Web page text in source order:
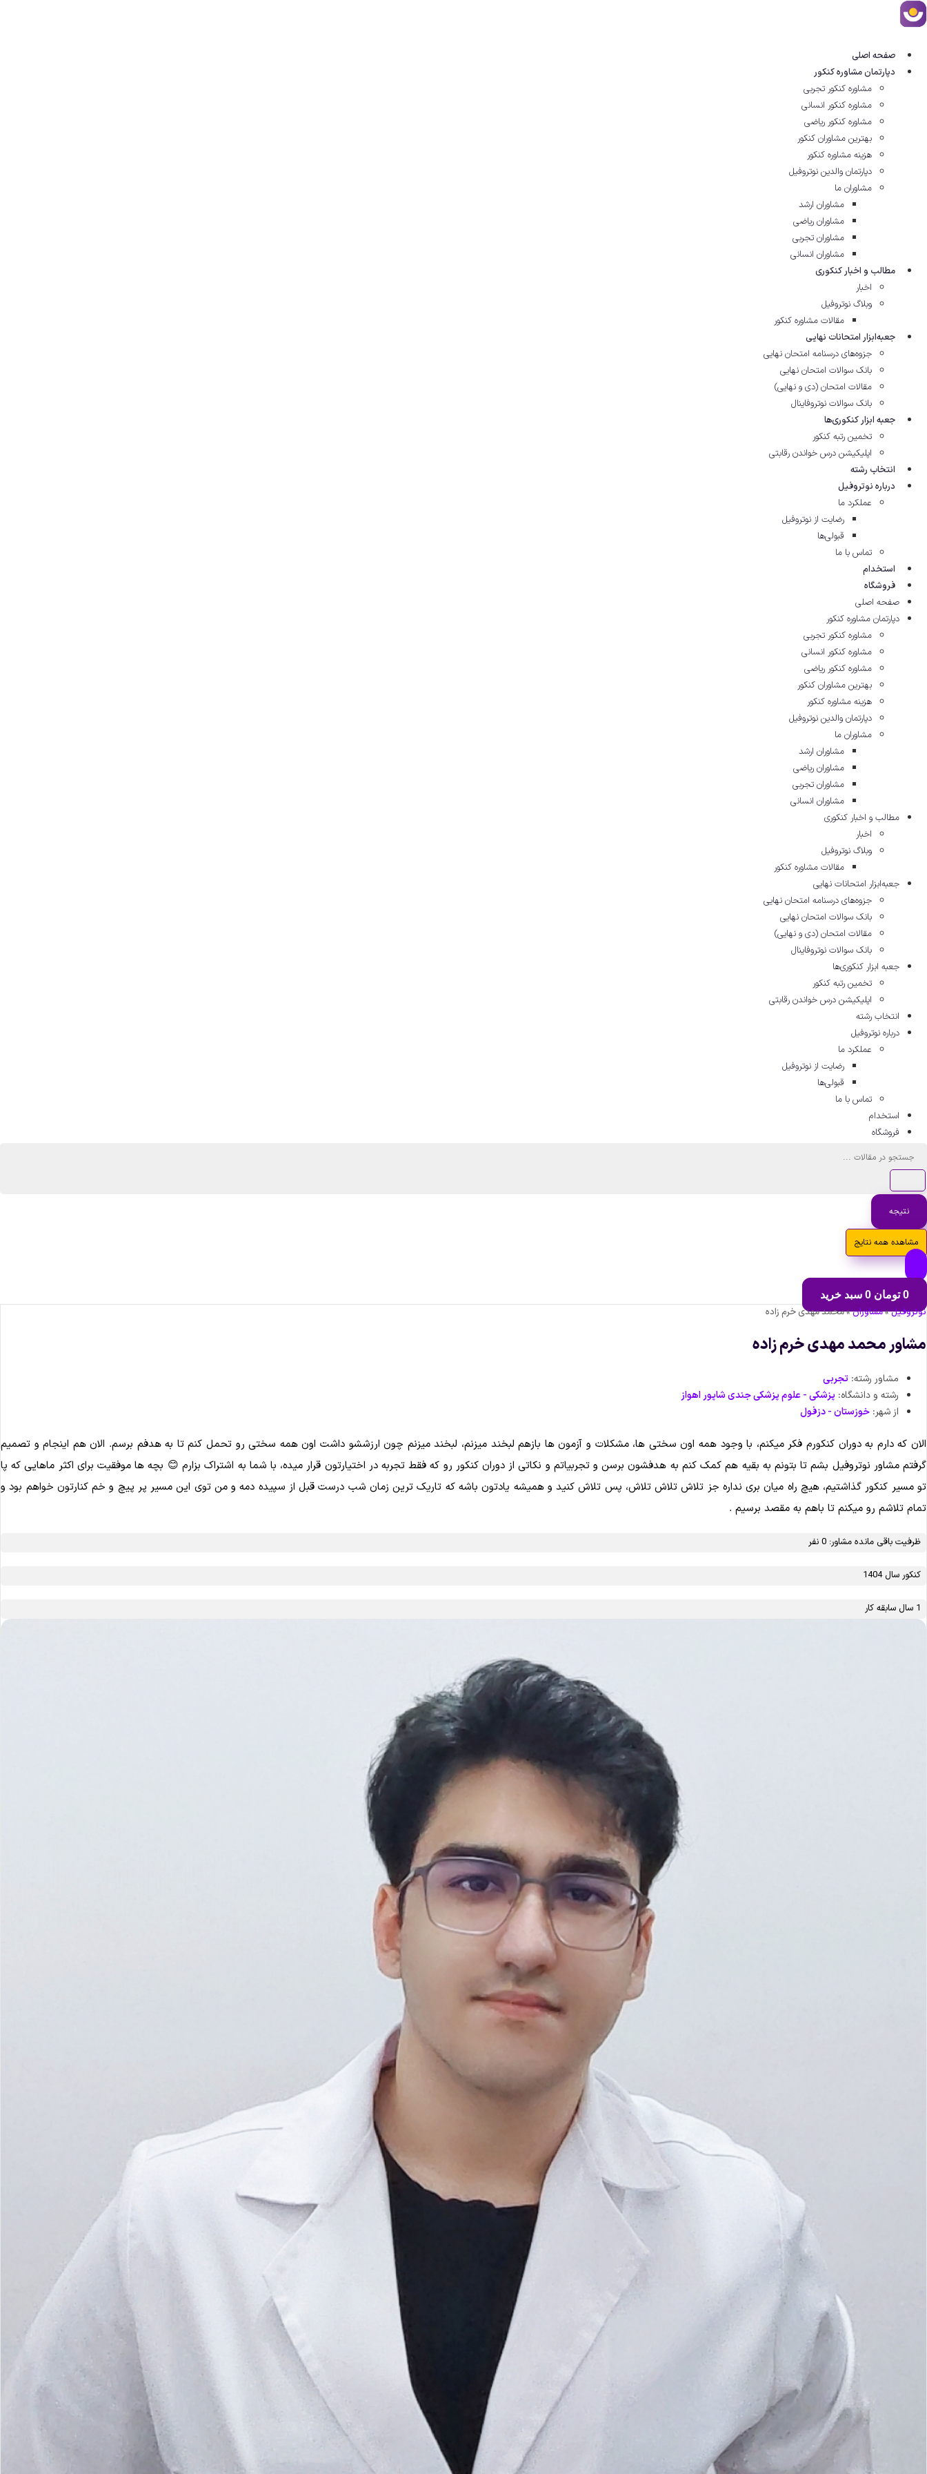
پرش
به
صفحه اصلی
دپارتمان مشاوره کنکور
مشاوره کنکور تجربی
مشاوره کنکور انسانی
مشاوره کنکور ریاضی
بهترین مشاوران کنکور
هزینه مشاوره کنکور
دپارتمان والدین نوتروفیل
مشاوران ما
مشاوران ارشد
مشاوران ریاضی
مشاوران تجربی
مشاوران انسانی
مطالب و اخبار کنکوری
اخبار
وبلاگ نوتروفیل
مقالات مشاوره‌ کنکور
جعبه‌ابزار امتحانات نهایی
جزوه‌های درسنامه امتحان نهایی
بانک سوالات امتحان نهایی
مقالات امتحان (دی و نهایی)
بانک سوالات نوتروفاینال
جعبه ابزار کنکوری‌ها
تخمین رتبه کنکور
اپلیکیشن درس خواندن رقابتی
انتخاب رشته
درباره نوتروفیل
عملکرد ما
رضایت از نوتروفیل
قبولی‌ها
تماس با ما
استخدام
فروشگاه
صفحه اصلی
دپارتمان مشاوره کنکور
مشاوره کنکور تجربی
مشاوره کنکور انسانی
مشاوره کنکور ریاضی
بهترین مشاوران کنکور
هزینه مشاوره کنکور
دپارتمان والدین نوتروفیل
مشاوران ما
مشاوران ارشد
مشاوران ریاضی
مشاوران تجربی
مشاوران انسانی
مطالب و اخبار کنکوری
اخبار
وبلاگ نوتروفیل
مقالات مشاوره‌ کنکور
جعبه‌ابزار امتحانات نهایی
جزوه‌های درسنامه امتحان نهایی
بانک سوالات امتحان نهایی
مقالات امتحان (دی و نهایی)
بانک سوالات نوتروفاینال
جعبه ابزار کنکوری‌ها
تخمین رتبه کنکور
اپلیکیشن درس خواندن رقابتی
انتخاب رشته
درباره نوتروفیل
عملکرد ما
رضایت از نوتروفیل
قبولی‌ها
تماس با ما
استخدام
فروشگاه
جستجو
نتیجه
مشاهده همه نتایج
0 تومان 0 سبد خرید
نوتروفیل»مشاوران»محمد مهدی خرم زاده
مشاور محمد مهدی خرم زاده
مشاور رشته: تجربی
رشته و دانشگاه: پزشکی - علوم پزشکی جندی شاپور اهواز
از شهر: خوزستان - دزفول
الان که دارم به دوران کنکورم فکر میکنم، با وجود همه اون سختی ها، مشکلات و آزمون ها بازهم لبخند میزنم، لبخند میزنم چون ارزششو داشت اون همه سختی رو تحمل کنم تا به هدفم برسم. الان هم اینجام و تصمیم
گرفتم مشاور نوتروفیل بشم تا بتونم به بقیه هم کمک کنم به هدفشون برسن و تجربیاتم و نکاتی از دوران کنکور رو که فقط تجربه در اختیارتون قرار میده، با شما به اشتراک بزارم 😊 بچه ها موفقیت برای اکثر ماهایی که پا
تو مسیر کنکور گذاشتیم، هیچ راه میان بری نداره جز تلاش تلاش تلاش، پس تلاش کنید و همیشه یادتون باشه که تاریک ترین زمان شب درست قبل از سپیده دمه و من توی این مسیر پر پیچ و خم کنارتون خواهم بود و
تمام تلاشم رو میکنم تا باهم به مقصد برسیم .
ظرفیت باقی مانده مشاور: 0 نفر
کنکور سال 1404
1 سال سابقه کار